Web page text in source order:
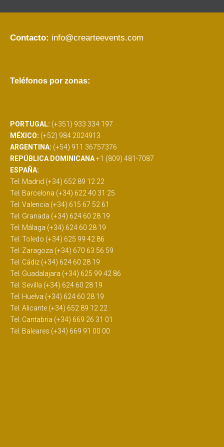
Contacto: info@crearteevents.com
Teléfonos por zonas:
PORTUGAL: (+351) 933 334 197
MÉXICO: (+52) 984 2024913
ARGENTINA: (+54) 911 36757376
REPÚBLICA DOMINICANA+1 (809) 481-7087
ESPAÑA:
Tel. Madrid (+34) 652 89 12 22
Tel. Barcelona (+34) 622 40 31 25
Tel. Valencia (+34) 615 67 52 61
Tel. Granada (+34) 624 60 28 19
Tel. Málaga (+34) 624 60 28 19
Tel. Toledo (+34) 625 99 42 86
Tel. Zaragoza (+34) 670 63 56 59
Tel. Cádiz (+34) 624 60 28 19
Tel. Guadalajara (+34) 625 99 42 86
Tel. Sevilla (+34) 624 60 28 19
Tel. Huelva (+34) 624 60 28 19
Tel. Alicante (+34) 652 89 12 22
Tel. Cantabria (+34) 669 26 31 01
Tel. Baleares (+34) 669 91 00 00